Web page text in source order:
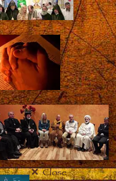
Close